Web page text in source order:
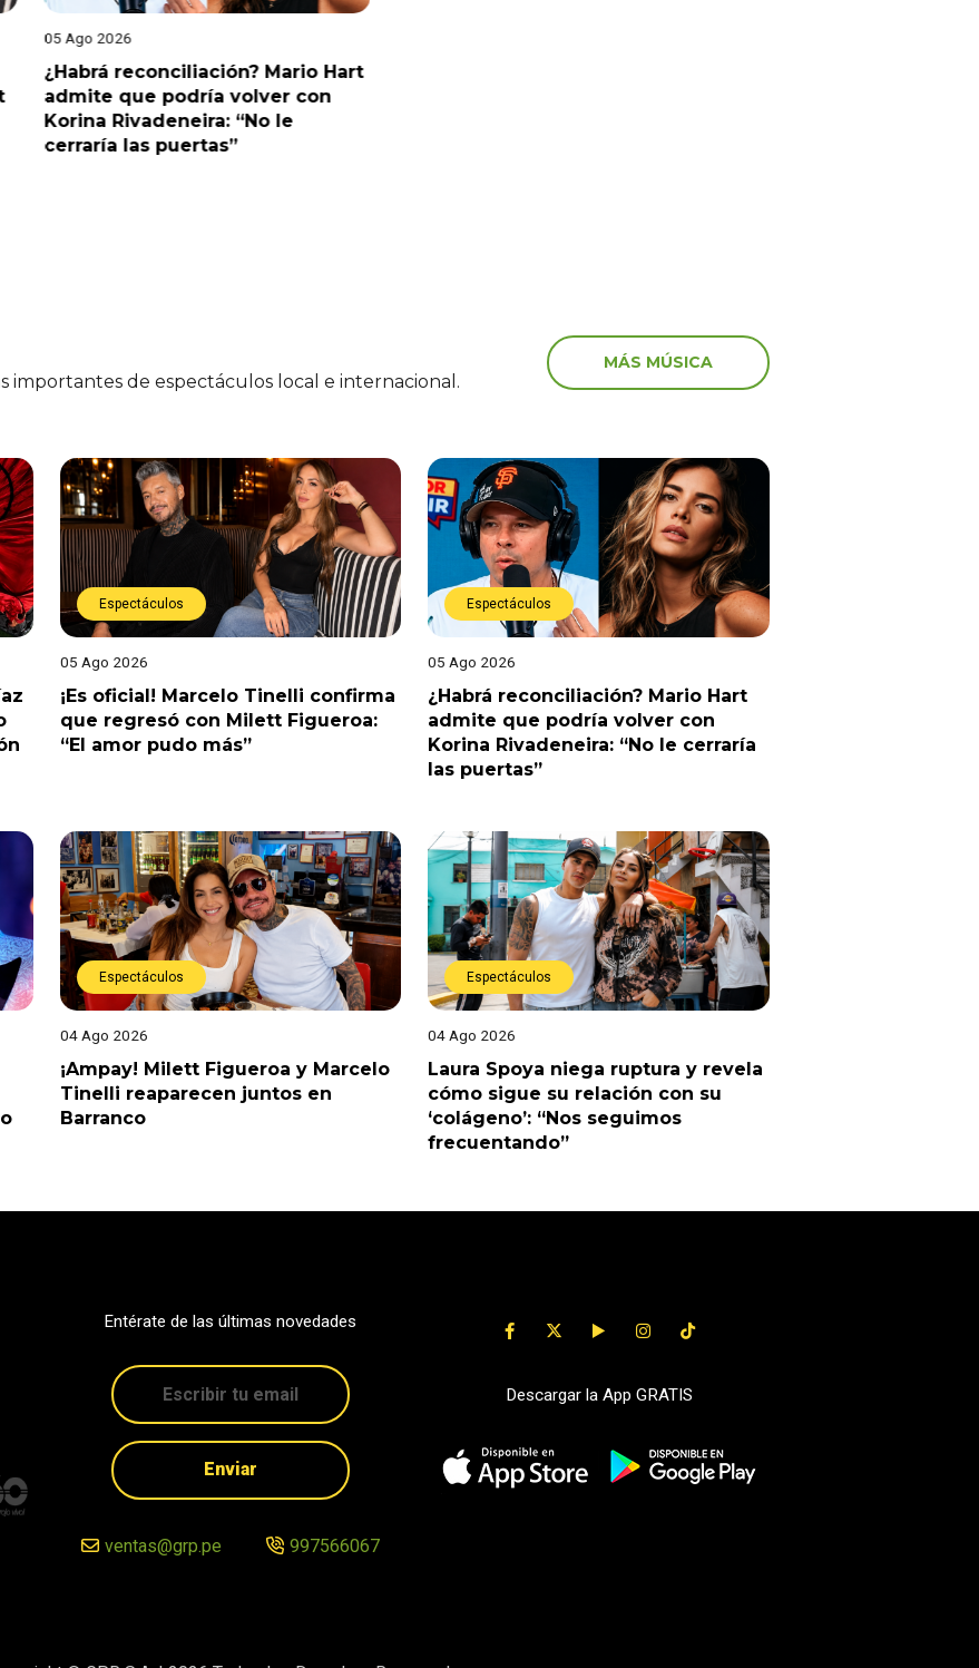
05 Ago 2026
¿Habrá reconciliación? Mario Hart
admite que podría volver con
Korina Rivadeneira: “No le
cerraría las puertas”
importantes de espectáculos local e internacional.
MÁS MÚSICA
Espectáculos
05 Ago 2026
¡Es oficial! Marcelo Tinelli confirma
que regresó con Milett Figueroa:
“El amor pudo más”
Espectáculos
05 Ago 2026
¿Habrá reconciliación? Mario Hart
admite que podría volver con
Korina Rivadeneira: “No le cerraría
las puertas”
Espectáculos
04 Ago 2026
¡Ampay! Milett Figueroa y Marcelo
Tinelli reaparecen juntos en
Barranco
Espectáculos
04 Ago 2026
Laura Spoya niega ruptura y revela
cómo sigue su relación con su
‘colágeno’: “Nos seguimos
frecuentando”
Entérate de las últimas novedades
Enviar
ventas@grp.pe 997566067
Descargar la App GRATIS